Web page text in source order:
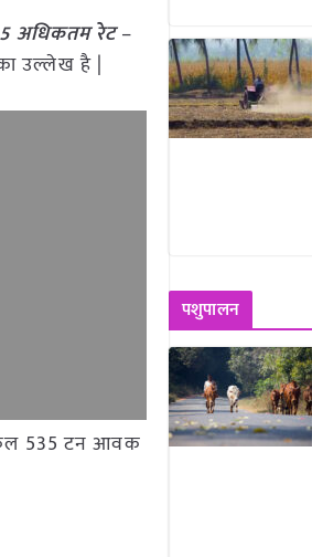
अधिकतम रेट–
उल्लेख है |
कुल 535 टन आवक
पशुपालन